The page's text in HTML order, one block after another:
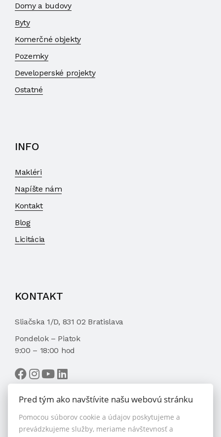
Domy a budovy
Byty
Komerčné objekty
Pozemky
Developerské projekty
Ostatné
INFO
Makléri
Napíšte nám
Kontakt
Blog
Licitácia
KONTAKT
Sliačska 1/D, 831 02 Bratislava
Pondelok – Piatok
9:00 – 18:00 hod
VYBRAŤ MAKLÉRA
Pred tým ako navštívite našu webovú stránku
Pomocou súborov cookie a údajov poskytujeme a
prevádzkujeme služby, meriame návštevnosť a